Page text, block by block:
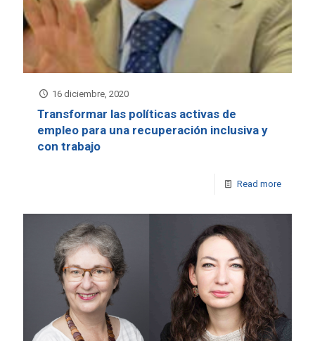
16 diciembre, 2020
Transformar las políticas activas de
empleo para una recuperación inclusiva y
con trabajo
Read more